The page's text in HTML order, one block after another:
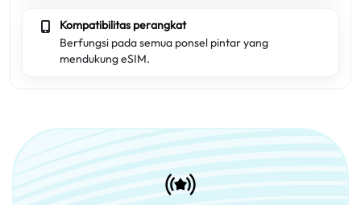
Kompatibilitas perangkat
Berfungsi pada semua ponsel pintar yang
mendukung eSIM.